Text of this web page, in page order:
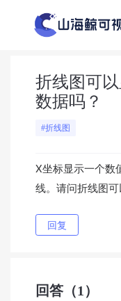
折线图可
数据吗？
#折线图
X坐标显示一个数
线。请问折线图可
回复
回答 （1）